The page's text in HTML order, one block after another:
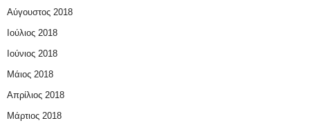
Αύγουστος 2018
Ιούλιος 2018
Ιούνιος 2018
Μάιος 2018
Απρίλιος 2018
Μάρτιος 2018